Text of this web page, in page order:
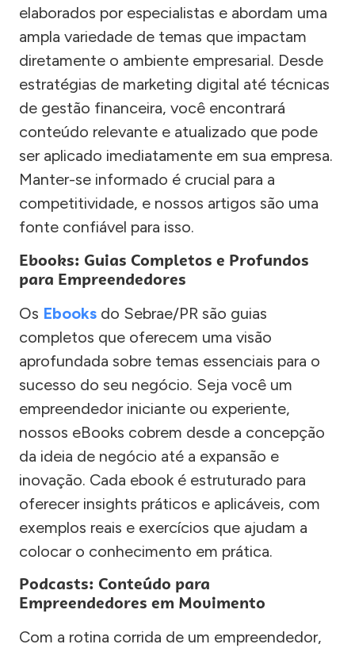
elaborados por especialistas e abordam uma
ampla variedade de temas que impactam
diretamente o ambiente empresarial. Desde
estratégias de marketing digital até técnicas
de gestão financeira, você encontrará
conteúdo relevante e atualizado que pode
ser aplicado imediatamente em sua empresa.
Manter-se informado é crucial para a
competitividade, e nossos artigos são uma
fonte confiável para isso.
Ebooks: Guias Completos e Profundos
para Empreendedores
Os Ebooks do Sebrae/PR são guias
completos que oferecem uma visão
aprofundada sobre temas essenciais para o
sucesso do seu negócio. Seja você um
empreendedor iniciante ou experiente,
nossos eBooks cobrem desde a concepção
da ideia de negócio até a expansão e
inovação. Cada ebook é estruturado para
oferecer insights práticos e aplicáveis, com
exemplos reais e exercícios que ajudam a
colocar o conhecimento em prática.
Podcasts: Conteúdo para
Empreendedores em Movimento
Com a rotina corrida de um empreendedor,